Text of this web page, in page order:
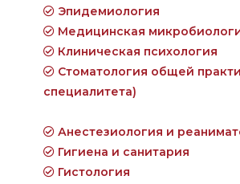
Эпидемиология
Медицинская
Клиническая психология
Стоматология общей
специалитета)
Анестезиология и
Гигиена и санитария
Гистология